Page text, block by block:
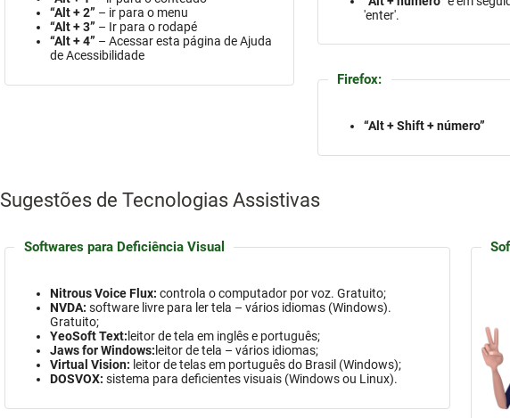
“Alt + 2” – ir para o menu
“Alt + 3” – Ir para o rodapé
“Alt + 4” – Acessar esta página de Ajuda
de Acessibilidade
'enter'.
Firefox:
“Alt + Shift + número”
Sugestões de Tecnologias Assistivas
Softwares para Deficiência Visual
Nitrous Voice Flux: controla o computador por voz. Gratuito;
NVDA: software livre para ler tela – vários idiomas (Windows).
Gratuito;
YeoSoft Text: leitor de tela em inglês e português;
Jaws for Windows: leitor de tela – vários idiomas;
Virtual Vision: leitor de telas em português do Brasil (Windows);
DOSVOX: sistema para deficientes visuais (Windowsou Linux).